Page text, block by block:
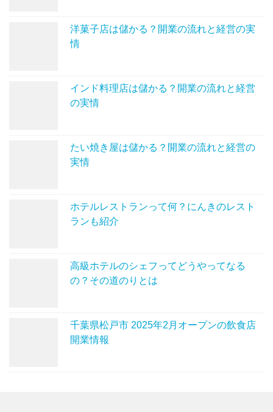
洋菓子店は儲かる？開業の流れと経営の実
情
インド料理店は儲かる？開業の流れと経営
の実情
たい焼き屋は儲かる？開業の流れと経営の
実情
ホテルレストランって何？にんきのレスト
ランも紹介
高級ホテルのシェフってどうやってなる
の？その道のりとは
千葉県松戸市 2025年2月オープンの飲食店
開業情報